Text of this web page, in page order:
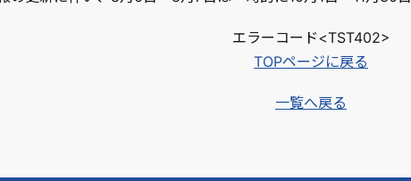
エラーコード<TST402>
TOPページに戻る
一覧へ戻る